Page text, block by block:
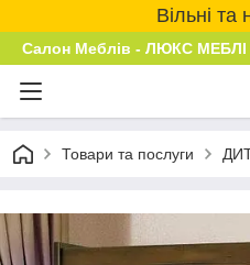
Вільні та
Салон Меблів - ЛЮКС МЕБЛІ
Товари та послуги